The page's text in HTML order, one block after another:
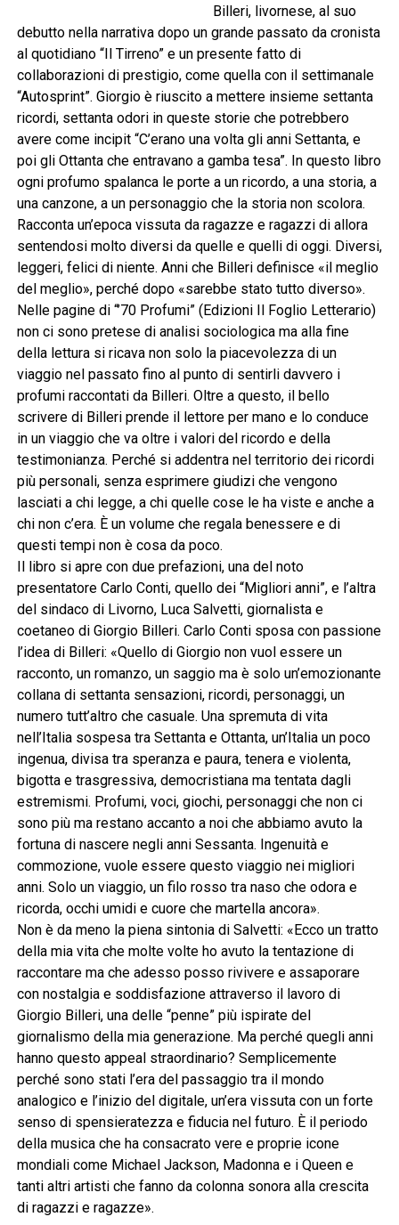
Billeri, livornese, al suo
debutto nella narrativa dopo un grande passato da cronista
al quotidiano “Il Tirreno” e un presente fatto di
collaborazioni di prestigio, come quella con il settimanale
“Autosprint”. Giorgio è riuscito a mettere insieme settanta
ricordi, settanta odori in queste storie che potrebbero
avere come incipit “C’erano una volta gli anni Settanta, e
poi gli Ottanta che entravano a gamba tesa”. In questo libro
ogni profumo spalanca le porte a un ricordo, a una storia, a
una canzone, a un personaggio che la storia non scolora.
Racconta un’epoca vissuta da ragazze e ragazzi di allora
sentendosi molto diversi da quelle e quelli di oggi. Diversi,
leggeri, felici di niente. Anni che Billeri definisce «il meglio
del meglio», perché dopo «sarebbe stato tutto diverso».
Nelle pagine di “’70 Profumi” (Edizioni Il Foglio Letterario)
non ci sono pretese di analisi sociologica ma alla fine
della lettura si ricava non solo la piacevolezza di un
viaggio nel passato fino al punto di sentirli davvero i
profumi raccontati da Billeri. Oltre a questo, il bello
scrivere di Billeri prende il lettore per mano e lo conduce
in un viaggio che va oltre i valori del ricordo e della
testimonianza. Perché si addentra nel territorio dei ricordi
più personali, senza esprimere giudizi che vengono
lasciati a chi legge, a chi quelle cose le ha viste e anche a
chi non c’era. È un volume che regala benessere e di
questi tempi non è cosa da poco.
Il libro si apre con due prefazioni, una del noto
presentatore Carlo Conti, quello dei “Migliori anni”, e l’altra
del sindaco di Livorno, Luca Salvetti, giornalista e
coetaneo di Giorgio Billeri. Carlo Conti sposa con passione
l’idea di Billeri: «Quello di Giorgio non vuol essere un
racconto, un romanzo, un saggio ma è solo un’emozionante
collana di settanta sensazioni, ricordi, personaggi, un
numero tutt’altro che casuale. Una spremuta di vita
nell’Italia sospesa tra Settanta e Ottanta, un’Italia un poco
ingenua, divisa tra speranza e paura, tenera e violenta,
bigotta e trasgressiva, democristiana ma tentata dagli
estremismi. Profumi, voci, giochi, personaggi che non ci
sono più ma restano accanto a noi che abbiamo avuto la
fortuna di nascere negli anni Sessanta. Ingenuità e
commozione, vuole essere questo viaggio nei migliori
anni. Solo un viaggio, un filo rosso tra naso che odora e
ricorda, occhi umidi e cuore che martella ancora».
Non è da meno la piena sintonia di Salvetti: «Ecco un tratto
della mia vita che molte volte ho avuto la tentazione di
raccontare ma che adesso posso rivivere e assaporare
con nostalgia e soddisfazione attraverso il lavoro di
Giorgio Billeri, una delle “penne” più ispirate del
giornalismo della mia generazione. Ma perché quegli anni
hanno questo appeal straordinario? Semplicemente
perché sono stati l’era del passaggio tra il mondo
analogico e l’inizio del digitale, un’era vissuta con un forte
senso di spensieratezza e fiducia nel futuro. È il periodo
della musica che ha consacrato vere e proprie icone
mondiali come Michael Jackson, Madonna e i Queen e
tanti altri artisti che fanno da colonna sonora alla crescita
di ragazzi e ragazze».